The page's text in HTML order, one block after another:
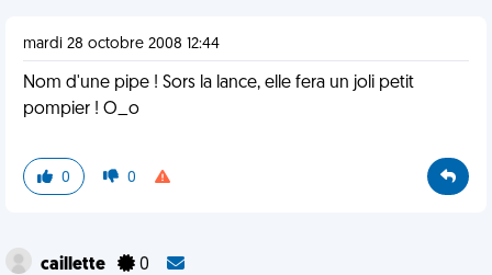
mardi 28 octobre 2008 12:44
Nom d'une pipe ! Sors la lance, elle fera un joli petit
pompier ! O_o
0 0
caillette 0